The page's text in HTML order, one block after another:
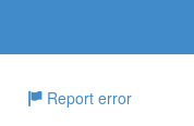
Report error